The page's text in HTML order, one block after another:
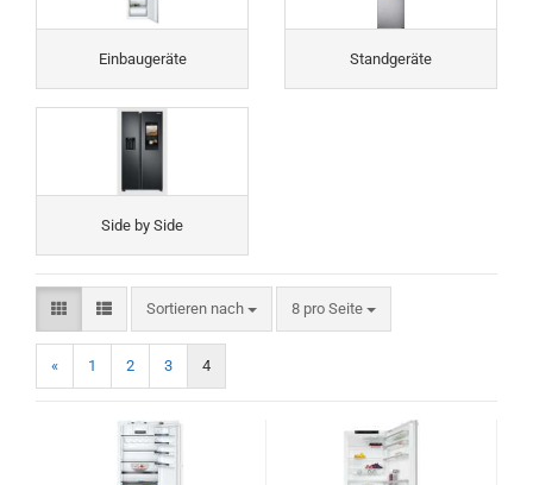
Einbaugeräte Standgeräte
Side by Side
Sortieren nach
Sortieren nach 8 pro Seite
pro Seite
« 1 2 3 4